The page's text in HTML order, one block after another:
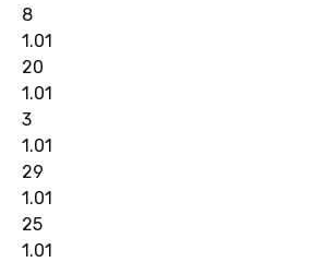
8
1.01
20
1.01
3
1.01
29
1.01
25
1.01